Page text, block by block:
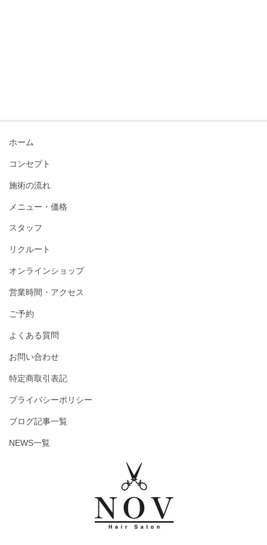
ホーム
コンセプト
施術の流れ
メニュー・価格
スタッフ
リクルート
オンラインショップ
営業時間・アクセス
ご予約
よくある質問
お問い合わせ
特定商取引表記
プライバシーポリシー
ブログ記事一覧
NEWS一覧